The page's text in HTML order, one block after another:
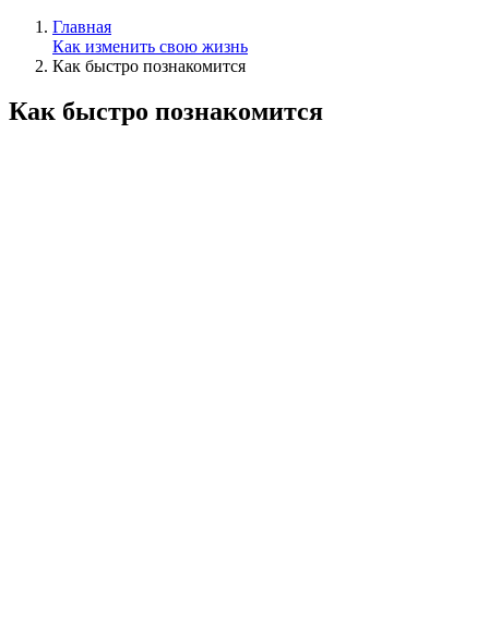
Главная
Как изменить свою жизнь
Как быстро познакомится
Как быстро познакомится